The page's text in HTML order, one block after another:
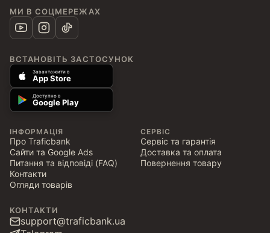
МИ В СОЦМЕРЕЖАХ
ВСТАНОВІТЬ ЗАСТОСУНОК
Завантажити в
App Store
Доступно в
Google Play
ІНФОРМАЦІЯ
Про Traficbank
Сайти та Google Ads
Питання та відповіді (FAQ)
Контакти
Огляди товарів
СЕРВІС
Сервіс та гарантія
Доставка та оплата
Повернення товару
КОНТАКТИ
support@traficbank.ua